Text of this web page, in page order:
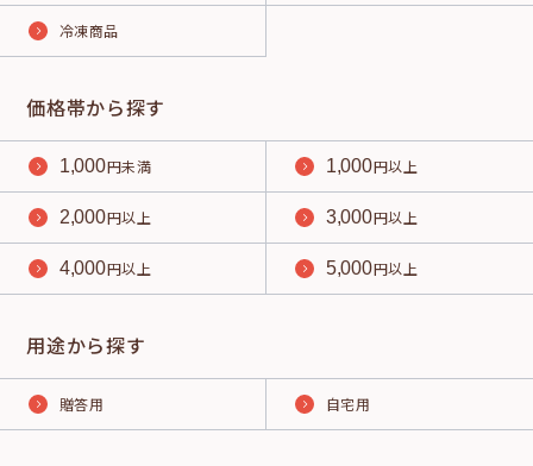
冷凍商品
価格帯から探す
1,000円未満 1,000円以上
2,000円以上 3,000円以上
4,000円以上 5,000円以上
用途から探す
贈答用 自宅用